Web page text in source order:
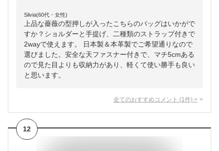
Silvia(60代・女性)
上品な薔薇の型押しが入ったこちらのバッグはいかがで
すか？ショルダーと手提げ、二種類のストラップ付きで
2wayで使えます。 日本製＆本革製でご希望通りなので
選びました。安全な天ファスナー付きで、マチ5cmある
ので見た目よりも収納力があり、軽くて使い勝手も良い
と思います。
全てのおすすめコメント (1 件) >
12